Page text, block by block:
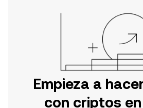
Empieza a
con criptos en